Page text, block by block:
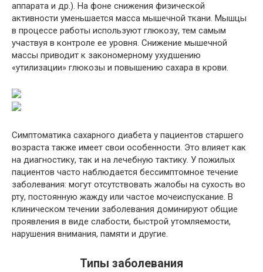
аппарата и др.). На фоне снижения физической
активности уменьшается масса мышечной ткани. Мышцы
в процессе работы используют глюкозу, тем самым
участвуя в контроле ее уровня. Снижение мышечной
массы приводит к закономерному ухудшению
«утилизации» глюкозы и повышению сахара в крови.
Симптоматика сахарного диабета у пациентов старшего
возраста также имеет свои особенности. Это влияет как
на диагностику, так и на лечебную тактику. У пожилых
пациентов часто наблюдается бессимптомное течение
заболевания: могут отсутствовать жалобы на сухость во
рту, постоянную жажду или частое мочеиспускание. В
клиническом течении заболевания доминируют общие
проявления в виде слабости, быстрой утомляемости,
нарушения внимания, памяти и другие.
Типы заболевания